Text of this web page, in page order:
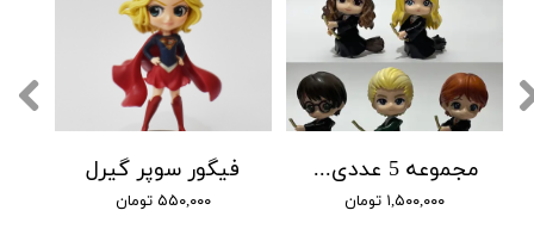
فیگور سوپر گیرل
۵۵۰,۰۰۰ تومان
مجموعه 5 عددی هریپاتر با چوب جادو
۱,۵۰۰,۰۰۰ تومان